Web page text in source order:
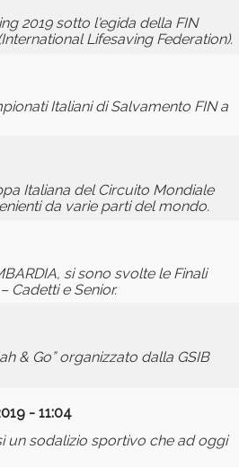
2019 sotto l'egida della FIN
Lifesaving Federation).
Italiani di Salvamento FIN a
Italiana del Circuito Mondiale
da varie parti del mondo.
si sono svolte le Finali
Cadetti e Senior.
& Go” organizzato dalla GSIB
- 11:04
un sodalizio sportivo che ad oggi